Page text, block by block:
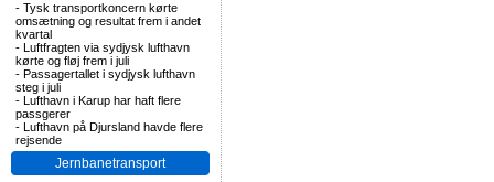
- Tysk transportkoncern kørte
omsætning og resultat frem i andet
kvartal
- Luftfragten via sydjysk lufthavn
kørte og fløj frem i juli
- Passagertallet i sydjysk lufthavn
steg i juli
- Lufthavn i Karup har haft flere
passgerer
- Lufthavn på Djursland havde flere
rejsende
Jernbanetransport